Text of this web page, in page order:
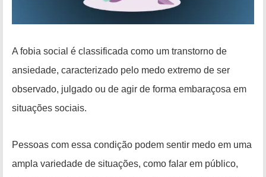
A fobia social é classificada como um transtorno de
ansiedade, caracterizado pelo medo extremo de ser
observado, julgado ou de agir de forma embaraçosa em
situações sociais.
Pessoas com essa condição podem sentir medo em uma
ampla variedade de situações, como falar em público,